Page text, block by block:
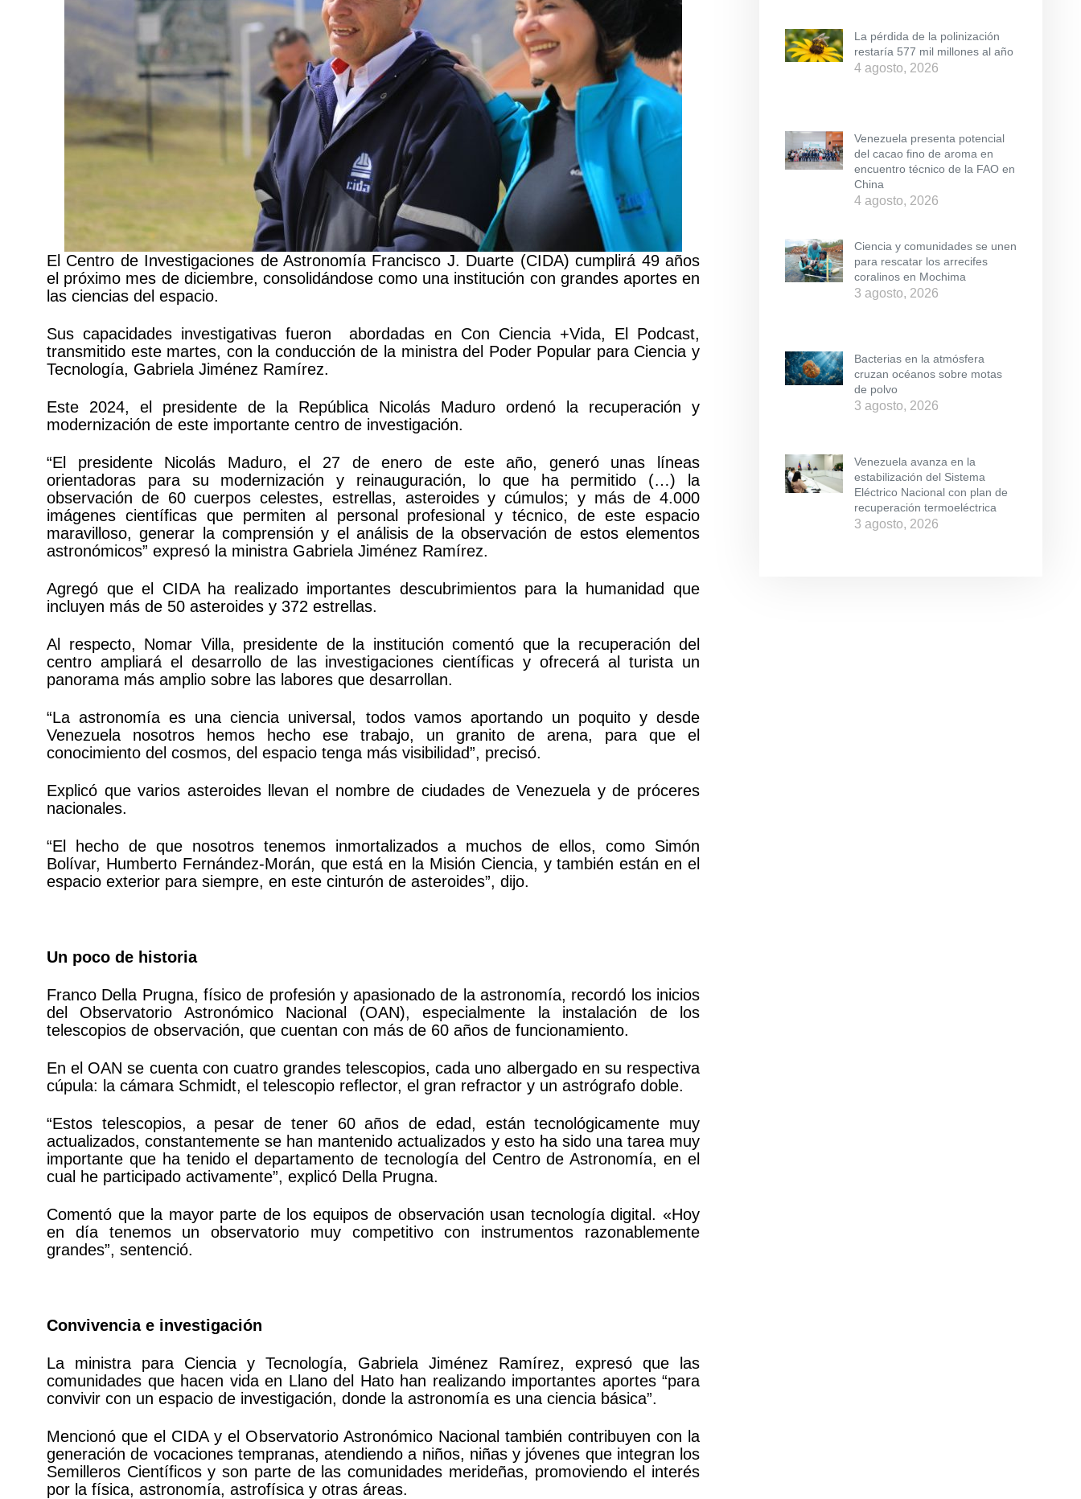
El Centro de Investigaciones de Astronomía Francisco J. Duarte (CIDA) cumplirá 49 años
el próximo mes de diciembre, consolidándose como una institución con grandes aportes en
las ciencias del espacio.
Sus capacidades investigativas fueron abordadas en Con Ciencia +Vida, El Podcast,
transmitido este martes, con la conducción de la ministra del Poder Popular para Ciencia y
Tecnología, Gabriela Jiménez Ramírez.
Este 2024, el presidente de la República Nicolás Maduro ordenó la recuperación y
modernización de este importante centro de investigación.
“El presidente Nicolás Maduro, el 27 de enero de este año, generó unas líneas
orientadoras para su modernización y reinauguración, lo que ha permitido (…) la
observación de 60 cuerpos celestes, estrellas, asteroides y cúmulos; y más de 4.000
imágenes científicas que permiten al personal profesional y técnico, de este espacio
maravilloso, generar la comprensión y el análisis de la observación de estos elementos
astronómicos” expresó la ministra Gabriela Jiménez Ramírez.
Agregó que el CIDA ha realizado importantes descubrimientos para la humanidad que
incluyen más de 50 asteroides y 372 estrellas.
Al respecto, Nomar Villa, presidente de la institución comentó que la recuperación del
centro ampliará el desarrollo de las investigaciones científicas y ofrecerá al turista un
panorama más amplio sobre las labores que desarrollan.
“La astronomía es una ciencia universal, todos vamos aportando un poquito y desde
Venezuela nosotros hemos hecho ese trabajo, un granito de arena, para que el
conocimiento del cosmos, del espacio tenga más visibilidad”, precisó.
Explicó que varios asteroides llevan el nombre de ciudades de Venezuela y de próceres
nacionales.
“El hecho de que nosotros tenemos inmortalizados a muchos de ellos, como Simón
Bolívar, Humberto Fernández-Morán, que está en la Misión Ciencia, y también están en el
espacio exterior para siempre, en este cinturón de asteroides”, dijo.
Un poco de historia
Franco Della Prugna, físico de profesión y apasionado de la astronomía, recordó los inicios
del Observatorio Astronómico Nacional (OAN), especialmente la instalación de los
telescopios de observación, que cuentan con más de 60 años de funcionamiento.
En el OAN se cuenta con cuatro grandes telescopios, cada uno albergado en su respectiva
cúpula: la cámara Schmidt, el telescopio reflector, el gran refractor y un astrógrafo doble.
“Estos telescopios, a pesar de tener 60 años de edad, están tecnológicamente muy
actualizados, constantemente se han mantenido actualizados y esto ha sido una tarea muy
importante que ha tenido el departamento de tecnología del Centro de Astronomía, en el
cual he participado activamente”, explicó Della Prugna.
Comentó que la mayor parte de los equipos de observación usan tecnología digital. «Hoy
en día tenemos un observatorio muy competitivo con instrumentos razonablemente
grandes”, sentenció.
Convivencia e investigación
La ministra para Ciencia y Tecnología, Gabriela Jiménez Ramírez, expresó que las
comunidades que hacen vida en Llano del Hato han realizando importantes aportes “para
convivir con un espacio de investigación, donde la astronomía es una ciencia básica”.
Mencionó que el CIDA y el Observatorio Astronómico Nacional también contribuyen con la
generación de vocaciones tempranas, atendiendo a niños, niñas y jóvenes que integran los
Semilleros Científicos y son parte de las comunidades merideñas, promoviendo el interés
por la física, astronomía, astrofísica y otras áreas.
La pérdida de la polinización
restaría 577 mil millones al año
4 agosto, 2026
Venezuela presenta potencial
del cacao fino de aroma en
encuentro técnico de la FAO en
China
4 agosto, 2026
Ciencia y comunidades se unen
para rescatar los arrecifes
coralinos en Mochima
3 agosto, 2026
Bacterias en la atmósfera
cruzan océanos sobre motas
de polvo
3 agosto, 2026
Venezuela avanza en la
estabilización del Sistema
Eléctrico Nacional con plan de
recuperación termoeléctrica
3 agosto, 2026